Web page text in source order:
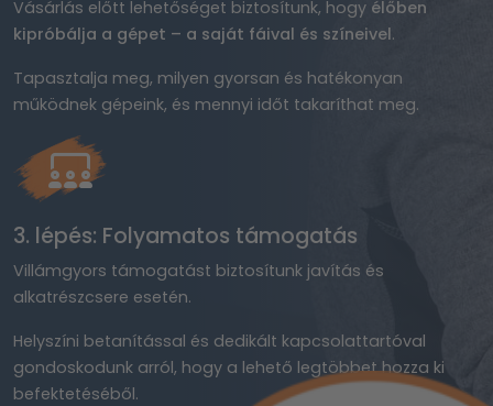
Vásárlás előtt lehetőséget biztosítunk, hogy élőben
kipróbálja a gépet – a saját fáival és színeivel.
Tapasztalja meg, milyen gyorsan és hatékonyan
működnek gépeink, és mennyi időt takaríthat meg.
3. lépés: Folyamatos támogatás
Villámgyors támogatást biztosítunk javítás és
alkatrészcsere esetén.
Helyszíni betanítással és dedikált kapcsolattartóval
gondoskodunk arról, hogy a lehető legtöbbet hozza ki
befektetéséből.